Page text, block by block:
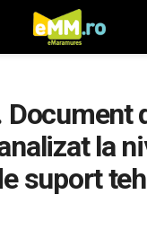
Document
la
suport